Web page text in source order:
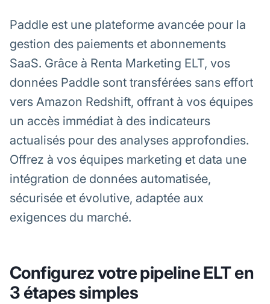
Paddle est une plateforme avancée pour la
gestion des paiements et abonnements
SaaS. Grâce à Renta Marketing ELT, vos
données Paddle sont transférées sans effort
vers Amazon Redshift, offrant à vos équipes
un accès immédiat à des indicateurs
actualisés pour des analyses approfondies.
Offrez à vos équipes marketing et data une
intégration de données automatisée,
sécurisée et évolutive, adaptée aux
exigences du marché.
Configurez votre pipeline ELT en
3 étapes simples